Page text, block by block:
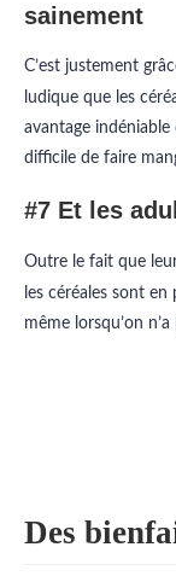
sainement
C’est justement
ludique que les
avantage
difficile de faire
#7 Et les
Outre le fait que
les céréales sont en
même lorsqu’on
Des